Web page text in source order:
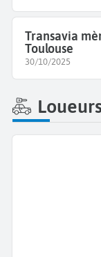
Transavia
Toulouse
30/10/2025